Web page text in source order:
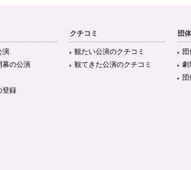
演
幕の公演
登録
クチコミ
観たい公演のクチコミ
観てきた公演のクチコミ
団
劇